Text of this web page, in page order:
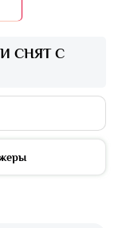
СНЯТ С